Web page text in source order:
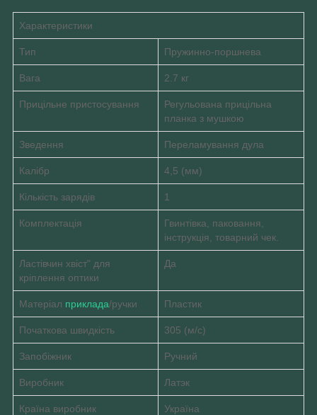
Характеристики
Тип Пружинно-поршнева
Вага 2.7 кг
Прицільне пристосування
Регульована прицільна
планка з мушкою
Зведення Переламування дула
Калібр 4,5 (мм)
Кількість зарядів 1
Комплектація
Гвинтівка, паковання,
інструкція, товарний чек.
Ластівчин хвіст" для
кріплення оптики
Да
Матеріал приклада/ручки Пластик
Початкова швидкість 305 (м/с)
Запобіжник Ручний
Виробник Латэк
Країна виробник Україна